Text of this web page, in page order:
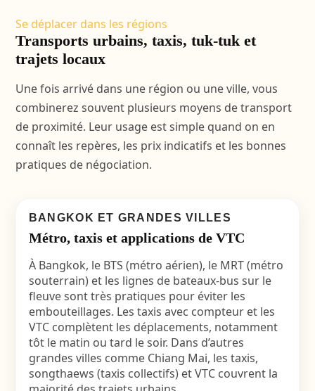
Se déplacer dans les régions
Transports urbains, taxis, tuk-tuk et
trajets locaux
Une fois arrivé dans une région ou une ville, vous
combinerez souvent plusieurs moyens de transport
de proximité. Leur usage est simple quand on en
connaît les repères, les prix indicatifs et les bonnes
pratiques de négociation.
BANGKOK ET GRANDES VILLES
Métro, taxis et applications de VTC
À Bangkok, le BTS (métro aérien), le MRT (métro
souterrain) et les lignes de bateaux-bus sur le
fleuve sont très pratiques pour éviter les
embouteillages. Les taxis avec compteur et les
VTC complètent les déplacements, notamment
tôt le matin ou tard le soir. Dans d’autres
grandes villes comme Chiang Mai, les taxis,
songthaews (taxis collectifs) et VTC couvrent la